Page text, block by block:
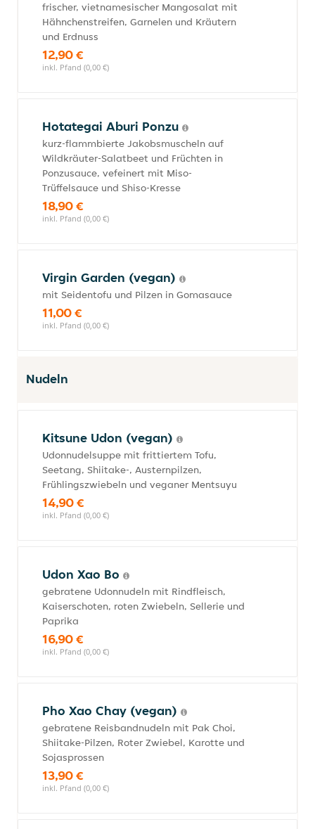
frischer, vietnamesischer Mangosalat mit
Hähnchenstreifen, Garnelen und Kräutern
und Erdnuss
12,90 €
inkl. Pfand (0,00 €)
Hotategai Aburi Ponzu
kurz-flammbierte Jakobsmuscheln auf
Wildkräuter-Salatbeet und Früchten in
Ponzusauce, vefeinert mit Miso-
Trüffelsauce und Shiso-Kresse
18,90 €
inkl. Pfand (0,00 €)
Virgin Garden (vegan)
mit Seidentofu und Pilzen in Gomasauce
11,00 €
inkl. Pfand (0,00 €)
Nudeln
Kitsune Udon (vegan)
Udonnudelsuppe mit frittiertem Tofu,
Seetang, Shiitake-, Austernpilzen,
Frühlingszwiebeln und veganer Mentsuyu
14,90 €
inkl. Pfand (0,00 €)
Udon Xao Bo
gebratene Udonnudeln mit Rindfleisch,
Kaiserschoten, roten Zwiebeln, Sellerie und
Paprika
16,90 €
inkl. Pfand (0,00 €)
Pho Xao Chay (vegan)
gebratene Reisbandnudeln mit Pak Choi,
Shiitake-Pilzen, Roter Zwiebel, Karotte und
Sojasprossen
13,90 €
inkl. Pfand (0,00 €)